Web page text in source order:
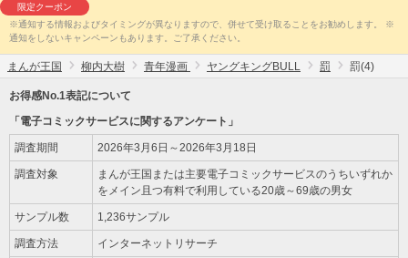
限定クーポン
※通知する情報およびタイミングが異なりますので、併せて受け取ることをお勧めします。 ※
通知をしないキャンペーンもあります。ご了承ください。
まんが王国 柳内大樹 青年漫画 ヤングキングBULL 罰 罰(4)
お得感No.1表記について
「電子コミックサービスに関するアンケート」
調査期間 2026年3月6日～2026年3月18日
調査対象
まんが王国または主要電子コミックサービスのうちいずれか
をメイン且つ有料で利用している20歳～69歳の男女
サンプル数 1,236サンプル
調査方法 インターネットリサーチ